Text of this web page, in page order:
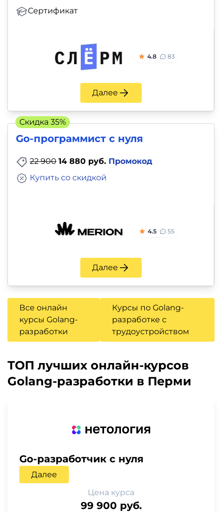
Сертификат
4.8 83
Далее
Go-программист с нуля
22 900 14 880 руб. Промокод
Купить со скидкой
4.5 55
Далее
Скидка 35%
Все онлайн
курсы Golang-
разработки
Курсы по Golang-
разработке с
трудоустройством
ТОП лучших онлайн-курсов
Golang-разработки в Перми
Go-разработчик с нуля
Далее
Цена курса
99 900 руб.